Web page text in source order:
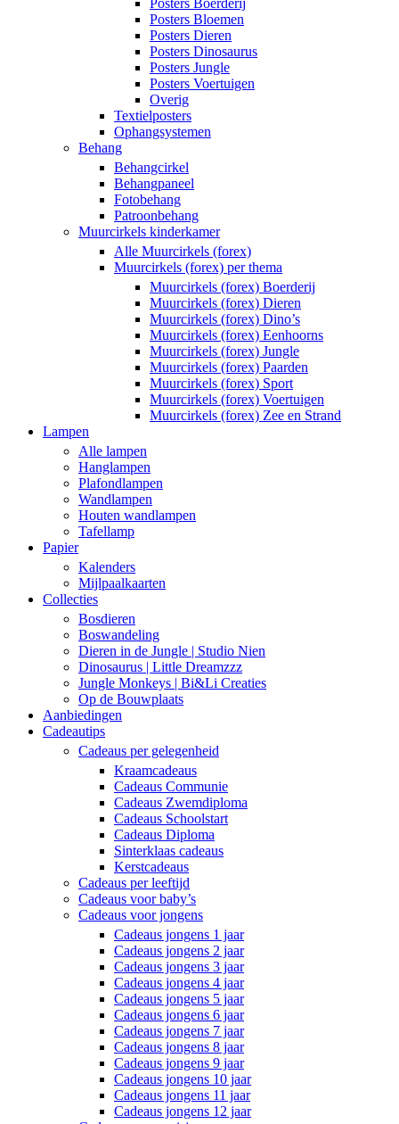
Posters Boerderij
Posters Bloemen
Posters Dieren
Posters Dinosaurus
Posters Jungle
Posters Voertuigen
Overig
Textielposters
Ophangsystemen
Behang
Behangcirkel
Behangpaneel
Fotobehang
Patroonbehang
Muurcirkels kinderkamer
Alle Muurcirkels (forex)
Muurcirkels (forex) per thema
Muurcirkels (forex) Boerderij
Muurcirkels (forex) Dieren
Muurcirkels (forex) Dino’s
Muurcirkels (forex) Eenhoorns
Muurcirkels (forex) Jungle
Muurcirkels (forex) Paarden
Muurcirkels (forex) Sport
Muurcirkels (forex) Voertuigen
Muurcirkels (forex) Zee en Strand
Lampen
Alle lampen
Hanglampen
Plafondlampen
Wandlampen
Houten wandlampen
Tafellamp
Papier
Kalenders
Mijlpaalkaarten
Collecties
Bosdieren
Boswandeling
Dieren in de Jungle | Studio Nien
Dinosaurus | Little Dreamzzz
Jungle Monkeys | Bi&Li Creaties
Op de Bouwplaats
Aanbiedingen
Cadeautips
Cadeaus per gelegenheid
Kraamcadeaus
Cadeaus Communie
Cadeaus Zwemdiploma
Cadeaus Schoolstart
Cadeaus Diploma
Sinterklaas cadeaus
Kerstcadeaus
Cadeaus per leeftijd
Cadeaus voor baby’s
Cadeaus voor jongens
Cadeaus jongens 1 jaar
Cadeaus jongens 2 jaar
Cadeaus jongens 3 jaar
Cadeaus jongens 4 jaar
Cadeaus jongens 5 jaar
Cadeaus jongens 6 jaar
Cadeaus jongens 7 jaar
Cadeaus jongens 8 jaar
Cadeaus jongens 9 jaar
Cadeaus jongens 10 jaar
Cadeaus jongens 11 jaar
Cadeaus jongens 12 jaar